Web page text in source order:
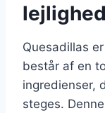
lejlighed
Quesadillas
består af en
ingredienser,
steges.